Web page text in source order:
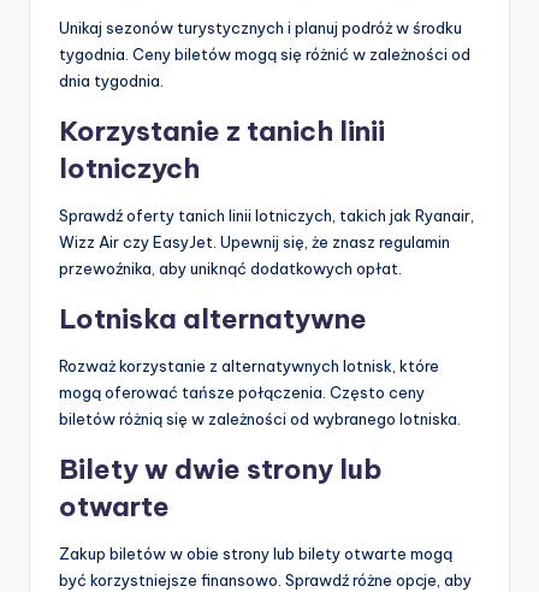
Unikaj sezonów turystycznych i planuj podróż w środku
tygodnia. Ceny biletów mogą się różnić w zależności od
dnia tygodnia.
Korzystanie z tanich linii
lotniczych
Sprawdź oferty tanich linii lotniczych, takich jak Ryanair,
Wizz Air czy EasyJet. Upewnij się, że znasz regulamin
przewoźnika, aby uniknąć dodatkowych opłat.
Lotniska alternatywne
Rozważ korzystanie z alternatywnych lotnisk, które
mogą oferować tańsze połączenia. Często ceny
biletów różnią się w zależności od wybranego lotniska.
Bilety w dwie strony lub
otwarte
Zakup biletów w obie strony lub bilety otwarte mogą
być korzystniejsze finansowo. Sprawdź różne opcje, aby